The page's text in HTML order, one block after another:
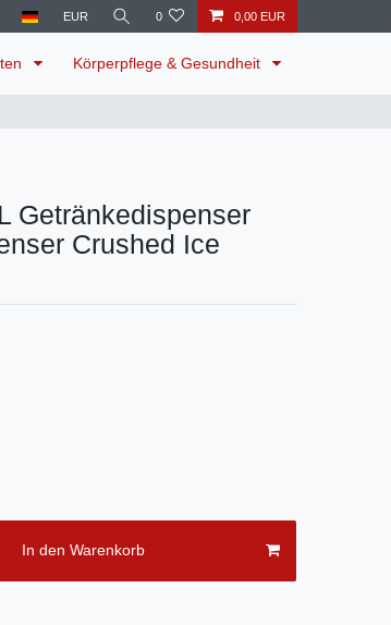
EUR 0 0,00 EUR
Körperpflege & Gesundheit
Getränkedispenser
Crushed Ice
In den Warenkorb